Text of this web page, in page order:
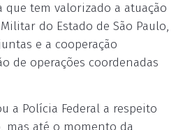
que tem valorizado a atuação
do Estado de São Paulo,
e a cooperação
de operações coordenadas
a Polícia Federal a respeito
mas até o momento da